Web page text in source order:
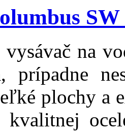
SW
na
prípadne
plochy a
kvalitnej